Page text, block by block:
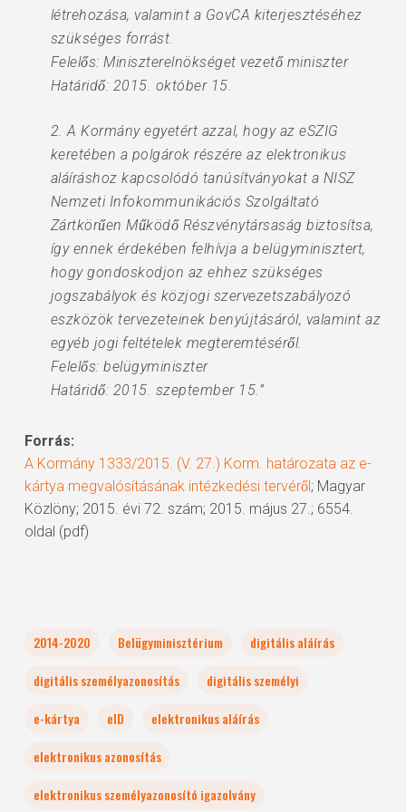
létrehozása, valamint a GovCA kiterjesztéséhez
szükséges forrást.
Felelős: Miniszterelnökséget vezető miniszter
Határidő: 2015. október 15.
2. A Kormány egyetért azzal, hogy az eSZIG
keretében a polgárok részére az elektronikus
aláíráshoz kapcsolódó tanúsítványokat a NISZ
Nemzeti Infokommunikációs Szolgáltató
Zártkörűen Működő Részvénytársaság biztosítsa,
így ennek érdekében felhívja a belügyminisztert,
hogy gondoskodjon az ehhez szükséges
jogszabályok és közjogi szervezetszabályozó
eszközök tervezeteinek benyújtásáról, valamint az
egyéb jogi feltételek megteremtéséről.
Felelős: belügyminiszter
Határidő: 2015. szeptember 15.”
Forrás:
A Kormány 1333/2015. (V. 27.) Korm. határozata az e-
kártya megvalósításának intézkedési tervéről; Magyar
Közlöny; 2015. évi 72. szám; 2015. május 27.; 6554.
oldal (pdf)
2014-2020 Belügyminisztérium
digitális aláírás
digitális személyazonosítás
digitális személyi
e-kártya
eID
elektronikus aláírás
elektronikus azonosítás
elektronikus személyazonosító igazolvány